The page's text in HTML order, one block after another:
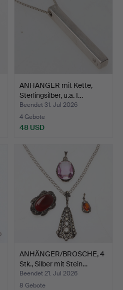
ANHÄNGER mit Kette,
Sterlingsilber, u.a. I…
Beendet 31. Jul 2026
4 Gebote
48 USD
ANHÄNGER/BROSCHE, 4
Stk., Silber mit Stein…
Beendet 21. Jul 2026
8 Gebote